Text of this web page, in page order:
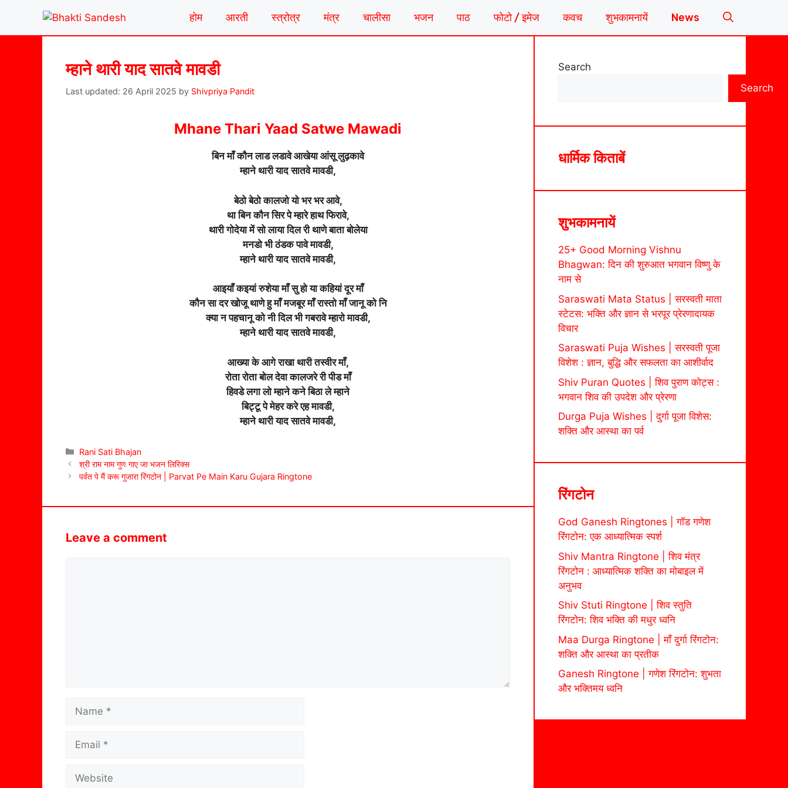
content
होम आरती स्त्रोत्र मंत्र चालीसा भजन पाठ फोटो / इमेज कवच शुभकामनायें News
म्हाने थारी याद सातवे मावडी
26 April 2025 by Shivpriya Pandit
Mhane Thari Yaad Satwe Mawadi
बिन माँ कौन लाड लडावे आखेया आंसू लुढ़कावे
म्हाने थारी याद सातवे मावडी,
बेठो बेठो कालजो यो भर भर आवे,
था बिन कौन सिर पे म्हारे हाथ फिरावे,
थारी गोदेया में सो लाया दिल री थाणे बाता बोलेया
मनडो भी ठंडक पावे मावडी,
म्हाने थारी याद सातवे मावडी,
आइयाँ कइयां रुशेया माँ सु हो या कहियां दूर माँ
कौन सा दर खोजू थाणे हु माँ मजबूर माँ रास्तो माँ जानू को नि
क्या न पहचानू को नी दिल भी गबरावे म्हारो मावडी,
म्हाने थारी याद सातवे मावडी,
आख्या के आगे राखा थारी तस्वीर माँ,
रोता रोता बोल देवा कालजरे री पीड माँ
हिवडे लगा लो म्हाने कने बिठा ले म्हाने
बिट्टू पे मेहर करे एह मावडी,
म्हाने थारी याद सातवे मावडी,
Categories
Rani Sati Bhajan
श्री राम नाम गुण गाए जा भजन लिरिक्स
पर्वत पे मैं करू गुजारा रिंगटोन | Parvat Pe Main Karu Gujara Ringtone
Leave a comment
Search
Search
धार्मिक किताबें
शुभकामनायें
25+ Good Morning Vishnu
Bhagwan: दिन की शुरुआत भगवान विष्णु के
नाम से
Saraswati Mata Status | सरस्वती माता
स्टेटस: भक्ति और ज्ञान से भरपूर प्रेरणादायक
विचार
Saraswati Puja Wishes | सरस्वती पूजा
विशेश : ज्ञान, बुद्धि और सफलता का आशीर्वाद
Shiv Puran Quotes | शिव पुराण कोट्स :
भगवान शिव की उपदेश और प्रेरणा
Durga Puja Wishes | दुर्गा पूजा विशेस:
शक्ति और आस्था का पर्व
रिंगटोन
God Ganesh Ringtones | गॉड गणेश
रिंगटोन: एक आध्यात्मिक स्पर्श
Shiv Mantra Ringtone | शिव मंत्र
रिंगटोन : आध्यात्मिक शक्ति का मोबाइल में
अनुभव
Shiv Stuti Ringtone | शिव स्तुति
रिंगटोन: शिव भक्ति की मधुर ध्वनि
Maa Durga Ringtone | माँ दुर्गा रिंगटोन:
शक्ति और आस्था का प्रतीक
Ganesh Ringtone | गणेश रिंगटोन: शुभता
और भक्तिमय ध्वनि